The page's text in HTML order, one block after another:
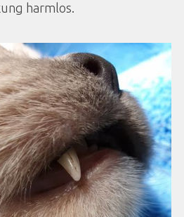
harmlos.